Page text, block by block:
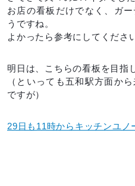
お店の看板だけでなく、ガ
うですね。
よかったら参考にしてくださ
明日は、こちらの看板を目指
（といっても五和駅方面か
ですが）
29日も11時からキッチンユノ